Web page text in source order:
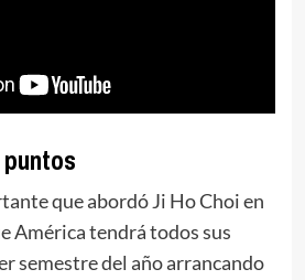
que abordó Ji Ho Choi en
América tendrá todos sus
semestre del año arrancando